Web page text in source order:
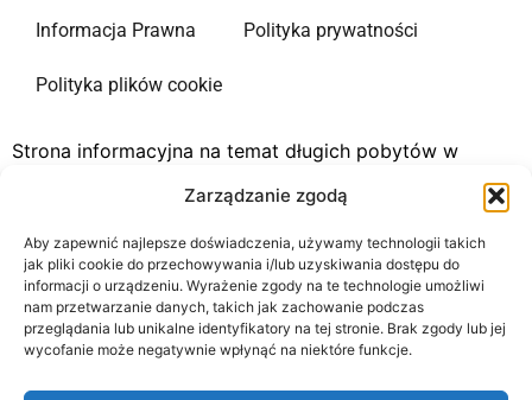
Zarządzanie zgodą
Aby zapewnić najlepsze doświadczenia, używamy technologii takich
jak pliki cookie do przechowywania i/lub uzyskiwania dostępu do
informacji o urządzeniu. Wyrażenie zgody na te technologie umożliwi
nam przetwarzanie danych, takich jak zachowanie podczas
przeglądania lub unikalne identyfikatory na tej stronie. Brak zgody lub jej
wycofanie może negatywnie wpłynąć na niektóre funkcje.
Informacja Prawna Polityka prywatności
Polityka plików cookie
Strona informacyjna na temat długich pobytów w
Stanach Zjednoczonych. Nasza strona jest dostępna w
kilku językach. Jesteśmy portalem informacyjnym
niezależnym od jakiejkolwiek administracji. Jedynym
celem naszej strony internetowej jest dostarczanie
informacji dla osób podróżujących do Stanów
Zjednoczonych. Nie oferujemy żadnych płatnych usług i
nie zbieramy żadnych danych osobowych od osób